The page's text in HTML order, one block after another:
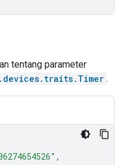
tentang parameter
.
,